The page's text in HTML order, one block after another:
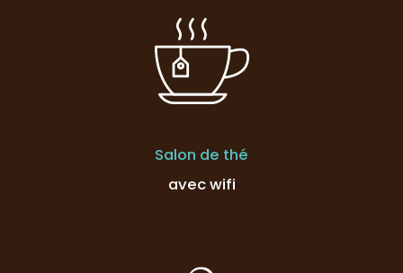
Salon de thé
avec wifi